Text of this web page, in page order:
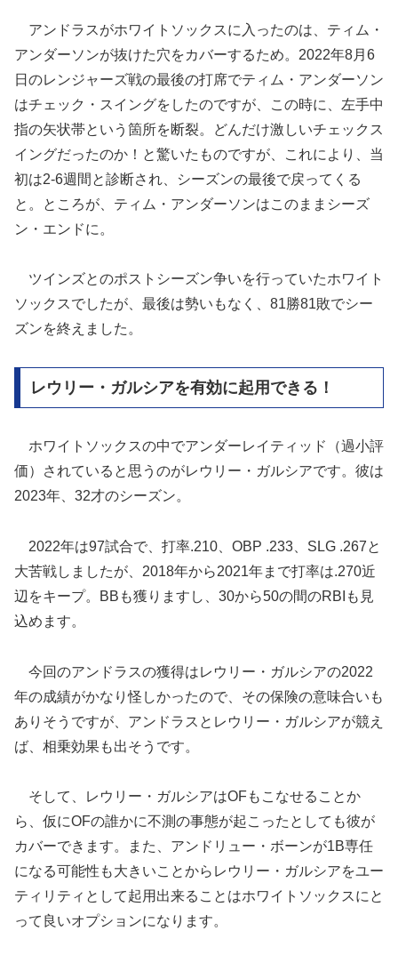
アンドラスがホワイトソックスに入ったのは、ティム・
アンダーソンが抜けた穴をカバーするため。2022年8月6
日のレンジャーズ戦の最後の打席でティム・アンダーソン
はチェック・スイングをしたのですが、この時に、左手中
指の矢状帯という箇所を断裂。どんだけ激しいチェックス
イングだったのか！と驚いたものですが、これにより、当
初は2-6週間と診断され、シーズンの最後で戻ってくる
と。ところが、ティム・アンダーソンはこのままシーズ
ン・エンドに。
ツインズとのポストシーズン争いを行っていたホワイト
ソックスでしたが、最後は勢いもなく、81勝81敗でシー
ズンを終えました。
レウリー・ガルシアを有効に起用できる！
ホワイトソックスの中でアンダーレイティッド（過小評
価）されていると思うのがレウリー・ガルシアです。彼は
2023年、32才のシーズン。
2022年は97試合で、打率.210、OBP .233、SLG .267と
大苦戦しましたが、2018年から2021年まで打率は.270近
辺をキープ。BBも獲りますし、30から50の間のRBIも見
込めます。
今回のアンドラスの獲得はレウリー・ガルシアの2022
年の成績がかなり怪しかったので、その保険の意味合いも
ありそうですが、アンドラスとレウリー・ガルシアが競え
ば、相乗効果も出そうです。
そして、レウリー・ガルシアはOFもこなせることか
ら、仮にOFの誰かに不測の事態が起こったとしても彼が
カバーできます。また、アンドリュー・ボーンが1B専任
になる可能性も大きいことからレウリー・ガルシアをユー
ティリティとして起用出来ることはホワイトソックスにと
って良いオプションになります。